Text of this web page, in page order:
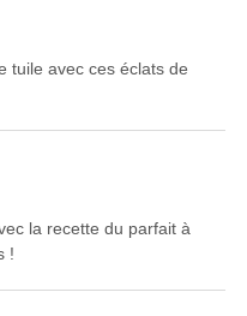
tuile avec ces éclats de
la recette du parfait à
!